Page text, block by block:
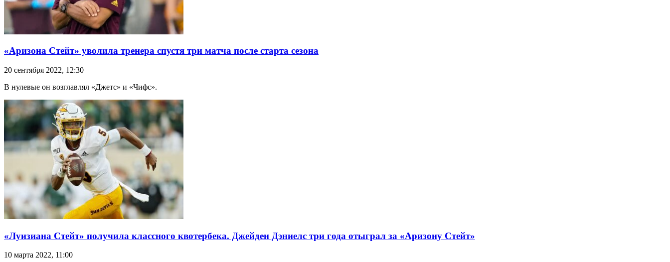
«Аризона Стейт» уволила тренера спустя три матча после старта сезона
20 сентября 2022, 12:30
В нулевые он возглавлял «Джетс» и «Чифс».
«Луизиана Стейт» получила классного квотербека. Джейден Дэниелс три года отыграл за «Аризону Стейт»
10 марта 2022, 11:00